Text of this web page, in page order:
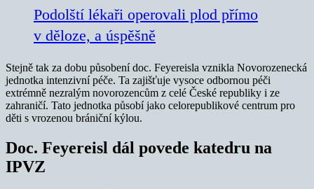
Podolští lékaři operovali plod přímo
v děloze, a úspěšně
Stejně tak za dobu působení doc. Feyereisla vznikla Novorozenecká
jednotka intenzivní péče. Ta zajišťuje vysoce odbornou péči
extrémně nezralým novorozencům z celé České republiky i ze
zahraničí. Tato jednotka působí jako celorepublikové centrum pro
děti s vrozenou brániční kýlou.
Doc. Feyereisl dál povede katedru na
IPVZ